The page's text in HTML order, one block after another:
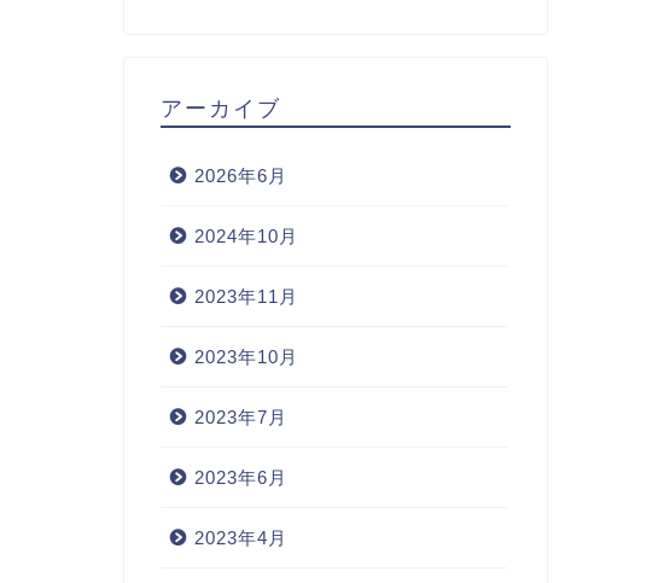
アーカイブ
2026年6月
2024年10月
2023年11月
2023年10月
2023年7月
2023年6月
2023年4月